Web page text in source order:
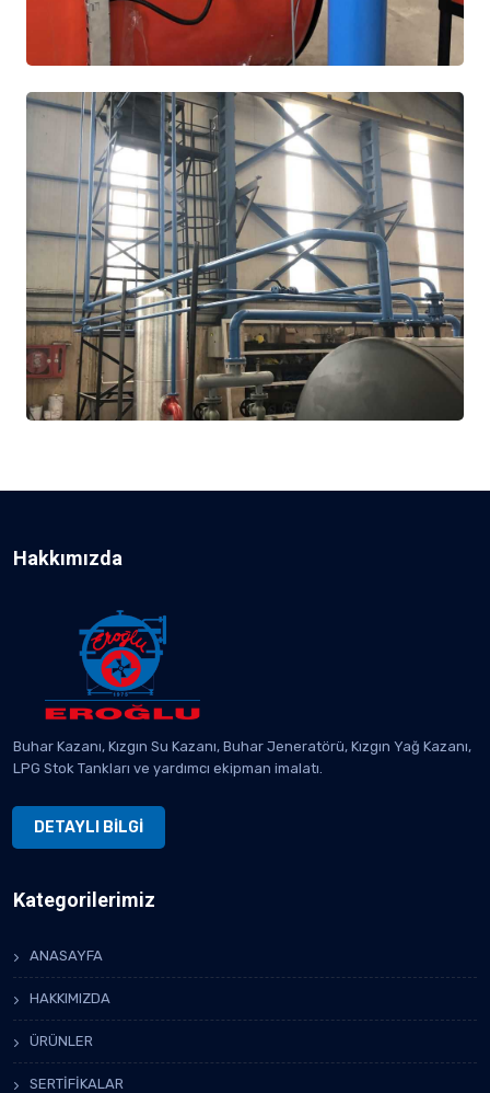
Hakkımızda
Buhar Kazanı, Kızgın Su Kazanı, Buhar Jeneratörü, Kızgın Yağ Kazanı,
LPG Stok Tankları ve yardımcı ekipman imalatı.
DETAYLI BİLGİ
Kategorilerimiz
ANASAYFA
HAKKIMIZDA
ÜRÜNLER
SERTİFİKALAR